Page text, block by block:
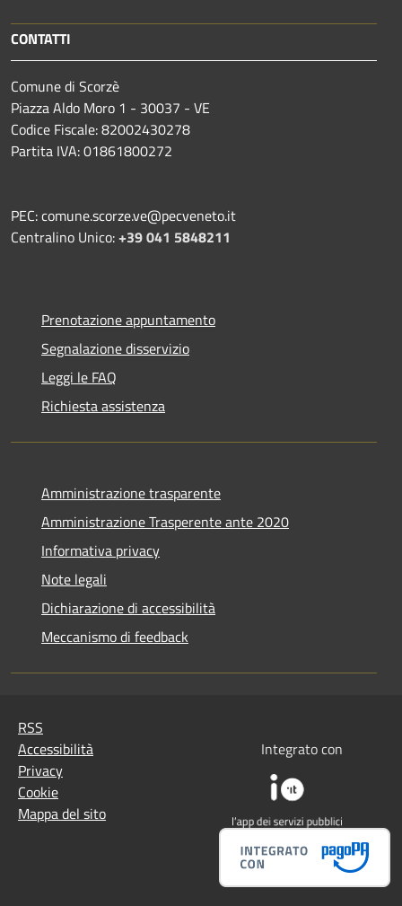
CONTATTI
Comune di Scorzè
Piazza Aldo Moro 1 - 30037 - VE
Codice Fiscale: 82002430278
Partita IVA: 01861800272
PEC: comune.scorze.ve@pecveneto.it
Centralino Unico:+39 041 5848211
Prenotazione appuntamento
Segnalazione disservizio
Leggi le FAQ
Richiesta assistenza
Amministrazione trasparente
Amministrazione Trasperente ante 2020
Informativa privacy
Note legali
Dichiarazione di accessibilità
Meccanismo di feedback
RSS
Accessibilità
Privacy
Cookie
Mappa del sito
Integrato con